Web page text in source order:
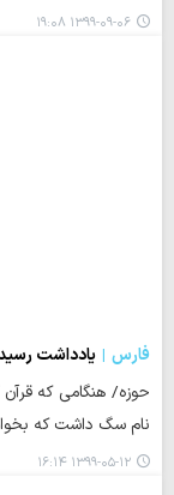
۱۳۹۹-۰۹-۰۶ ۱۹:۰۸
فارس
یادداشت
حوزه/ هنگامی که
نام سگ داشت که
۱۳۹۹-۰۵-۱۲ ۱۶:۱۴